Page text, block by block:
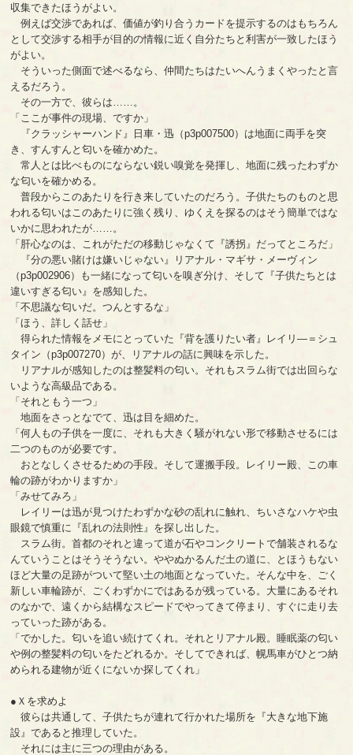
収集できたほうがよい。
例えば交渉であれば、価値が釣り合うカードを提示するのはもちろん
として交渉する相手が目的の情報に近く自分たちと利害が一致したほう
がよい。
そういった側面で述べるなら、仲間たちはたいへんうまくやったと言
えるだろう。
その一方で、彼らは……。
「ここが事件の現場、ですか」
『クラッシャーハンド』日車・迅（p3p007500）は地面に両手を突
き、すんすんと匂いを確かめた。
常人とは比べものにならない鋭い嗅覚を発揮し、地面に残ったわずか
な匂いを確かめる。
普段からこのあたりを行き来していたのだろう。子供たちのものと思
われる匂いはこのあたりに強く残り、ゆくえを探るのはそう簡単ではな
いかに思われたが……。
「肝心なのは、これがただの移動じゃなくて『誘拐』だってところだ」
『分の悪い賭けは嫌いじゃない』リアナル・マギサ・メーヴィン
（p3p002906）も一緒になって匂いを嗅ぎ分け、そして『子供たちとは
違いすぎる匂い』を感知した。
「不思議な匂いだ。つんとするな」
「ほう、詳しく話せ」
得られた情報をメモにとっていた『背を護りたい者』レイリ―＝シュ
タイン（p3p007270）が、リアナルの話に興味を示した。
リアナルが感知したのは整髪料の匂い。それもスラム街では出回らな
いような高級品である。
「それともう一つ」
地面をさっとなでて、迅は目を細めた。
「何人もの子供を一度に、それも大きく騒がれない形で移動させるには
二つのものが必要です。
おとなしくさせるための手段。そして運搬手段。レイリー殿、この車
輪の跡がわかりますか」
「みせてみろ」
レイリーは迅が見つけたわずかな砂の乱れに触れ、ちいさなハケや虫
眼鏡で慎重に『乱れの法則性』を探し出した。
スラム街。首都のそれと違って道が石やコンクリートで舗装されるな
んていうことはそうそうない。ややぬかるんだ土の道に、とほうもない
ほど大量の足跡がついて堅い土の地面となっていた。そんな中を、ごく
新しい車輪跡が、ごくわずかにではあるが残っている。大量にあるそれ
のなかで、遠くから結構なスピードでやってきて停まり、すぐに走り去
っていった跡がある。
「でかした。匂いを追い続けてくれ。それとリアナル殿。睡眠薬の匂い
や例の整髪料の匂いをたどれるか。そしてできれば、幌馬車がひとつ納
められる建物が近くにないか探してくれ」
●Ｘを求めよ
彼らは共通して、子供たちが連れて行かれた場所を『大きな地下施
設』であると推理していた。
それには主に三つの理由がある。